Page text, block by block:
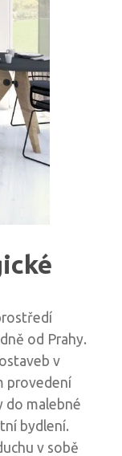
od Prahy.
v
provedení
do malebné
bydlení.
v sobě